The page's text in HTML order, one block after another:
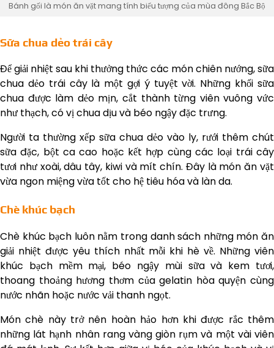
Bánh gối là món ăn vặt mang tính biểu tượng của mùa đông Bắc Bộ
Sữa chua dẻo trái cây
Để giải nhiệt sau khi thưởng thức các món chiên nướng, sữa
chua dẻo trái cây là một gợi ý tuyệt vời. Những khối sữa
chua được làm dẻo mịn, cắt thành từng viên vuông vức
như thạch, có vị chua dịu và béo ngậy đặc trưng.
Người ta thường xếp sữa chua dẻo vào ly, rưới thêm chút
sữa đặc, bột ca cao hoặc kết hợp cùng các loại trái cây
tươi như xoài, dâu tây, kiwi và mít chín. Đây là món ăn vặt
vừa ngon miệng vừa tốt cho hệ tiêu hóa và làn da.
Chè khúc bạch
Chè khúc bạch luôn nằm trong danh sách những món ăn
giải nhiệt được yêu thích nhất mỗi khi hè về. Những viên
khúc bạch mềm mại, béo ngậy mùi sữa và kem tươi,
thoang thoảng hương thơm của gelatin hòa quyện cùng
nước nhãn hoặc nước vải thanh ngọt.
Món chè này trở nên hoàn hảo hơn khi được rắc thêm
những lát hạnh nhân rang vàng giòn rụm và một vài viên